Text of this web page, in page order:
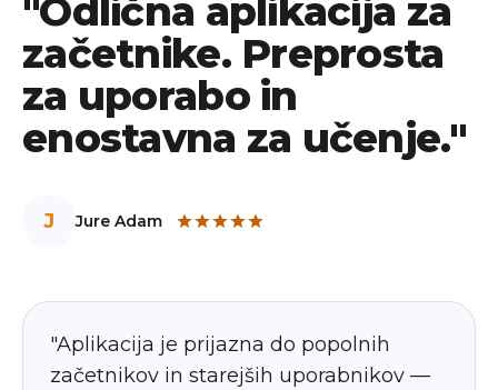
"Odlična aplikacija za
začetnike. Preprosta
za uporabo in
enostavna za učenje."
J Jure Adam
"Aplikacija je prijazna do popolnih
začetnikov in starejših uporabnikov —